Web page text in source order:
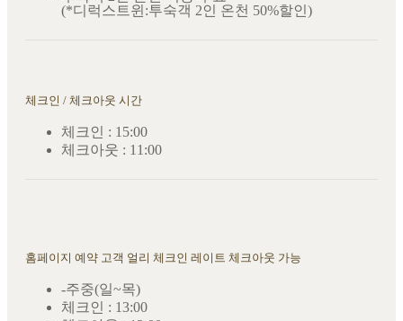
(*디럭스트윈:투숙객 2인 온천 50%할인)
체크인 / 체크아웃 시간
체크인 : 15:00
체크아웃 : 11:00
홈페이지 예약 고객 얼리 체크인 레이트 체크아웃 가능
-주중(일~목)
체크인 : 13:00